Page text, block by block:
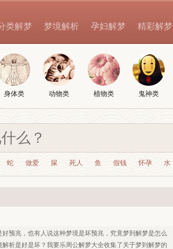
类解梦 梦境解析 孕妇解梦 精彩解梦
身体类 动物类 植物类 鬼神类
蛇 做爱 屎 死人 鱼 假钱 怀孕 水
预兆，也有人说这种梦境是坏预兆，究竟梦到解梦是怎么
析是好是坏？我要乐周公解梦大全收集了关于梦到解梦的